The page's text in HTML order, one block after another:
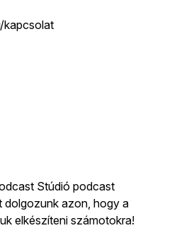
kapcsolat
Stúdió podcast
dolgozunk azon, hogy a
elkészíteni számotokra!